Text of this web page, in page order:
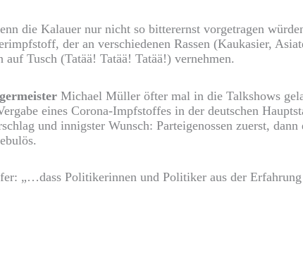
die Kalauer nur nicht so bitterernst vorgetragen
der an verschiedenen Rassen (Kaukasier,
Tusch (Tatää! Tatää! Tatää!) vernehmen.
Michael Müller öfter mal in die Talkshows
eines Corona-Impfstoffes in der deutschen
und innigster Wunsch: Parteigenossen zuerst,
„…dass Politikerinnen und Politiker aus der